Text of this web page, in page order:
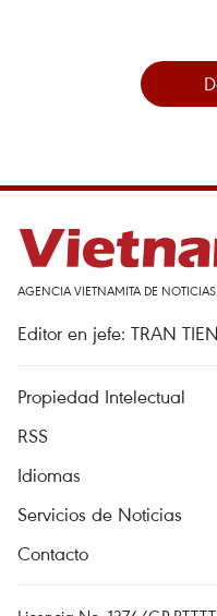
AGENCIA VIETNAMITA DE NOTICIAS
Editor en jefe: TRAN
Propiedad Intelectual
RSS
Idiomas
Servicios de Noticias
Contacto